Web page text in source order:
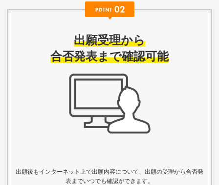
出願受理から
合否発表まで確認可能
出願後もインターネット上で出願内容について、出願の受理から合否発
表までいつでも確認ができます。